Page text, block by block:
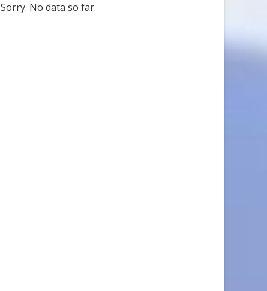
Sorry. No data so far.